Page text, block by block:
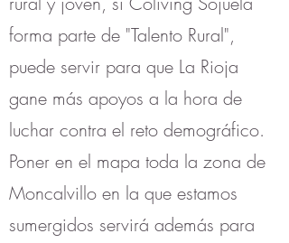
forma parte de "Talento Rural",
puede servir para que La Rioja
gane más apoyos a la hora de
luchar contra el reto demográfico.
Poner en el mapa toda la zona de
Moncalvillo en la que estamos
sumergidos servirá además para